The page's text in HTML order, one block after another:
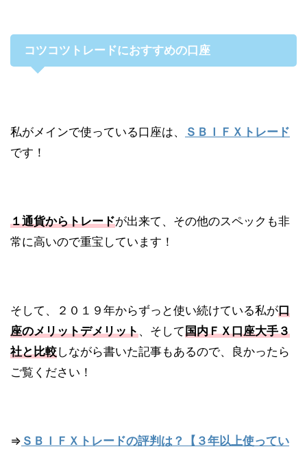
コツコツトレードにおすすめの口座
私がメインで使っている口座は、
ＳＢＩＦＸトレード
です！
１通貨からトレードが出来て、その他のスペックも非
常に高いので重宝しています！
そして、２０１９年からずっと使い続けている私が口
座のメリットデメリット、そして国内ＦＸ口座大手３
社と比較しながら書いた記事もあるので、良かったら
ご覧ください！
⇒ ＳＢＩＦＸトレードの評判は？【３年以上使ってい